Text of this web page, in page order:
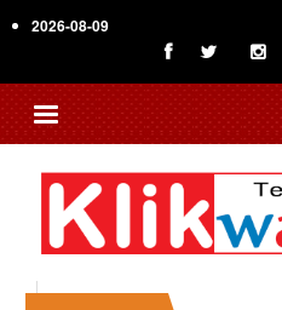
to
content
2026-08-09